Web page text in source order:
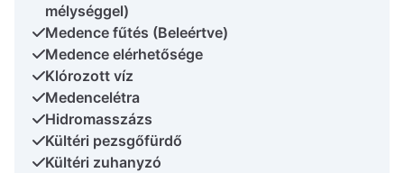
mélységgel)
Medence fűtés (Beleértve)
Medence elérhetősége
Klórozott víz
Medencelétra
Hidromasszázs
Kültéri pezsgőfürdő
Kültéri zuhanyzó